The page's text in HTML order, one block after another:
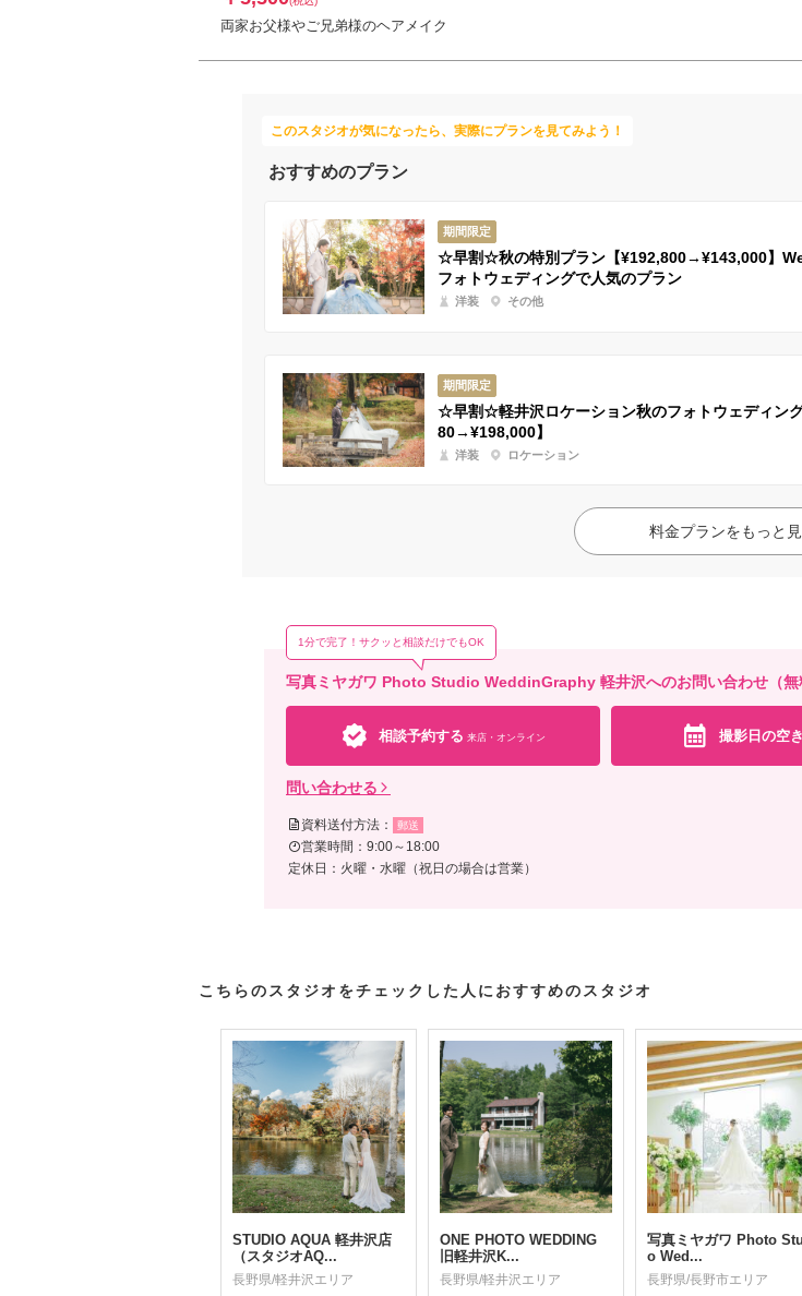
両家お父様やご兄弟様のヘアメイク
このスタジオが気になったら、実際にプランを見てみよう！
おすすめのプラン
期間限定
☆早割☆秋の特別プラン【¥192,800→¥143,000】
フォトウェディングで人気のプラン
洋装 その他
期間限定
☆早割☆軽井沢ロケーション秋のフォトウェディン
80→¥198,000】
洋装 ロケーション
料金プランをもっと
写真ミヤガワ Photo Studio WeddinGraphy 軽井沢へのお問い合わせ（無
1分で完了！サクッと相談だけでもOK
相談予約する 来店・オンライン 撮影日の空き
問い合わせる
資料送付方法： 郵送
営業時間：9:00～18:00
定休日：火曜・水曜（祝日の場合は営業）
こちらのスタジオをチェックした人におすすめのスタジオ
STUDIO AQUA 軽井沢店
（スタジオAQ...
長野県/軽井沢エリア
ONE PHOTO WEDDING
旧軽井沢K...
長野県/軽井沢エリア
写真ミヤガワ Photo
o Wed...
長野県/長野市エリア